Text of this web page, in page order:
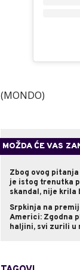
(MONDO)
MOŽDA ĆE VAS
Zbog ovog
je istog trenutka
skandal, nije krila
Srpkinja na
Americi: Zgodna
haljini, svi zurili u